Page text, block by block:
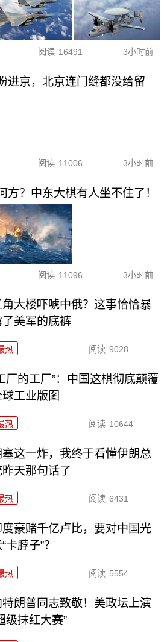
阅读 16491 3小时前
进京，北京连门缝都没给留
阅读 11006 3小时前
方？中东大棋有人坐不住了！
阅读 11096 3小时前
角大楼吓唬中俄？这事恰恰暴
了美军的底裤
热 阅读 9028
厂的工厂”：中国这棋彻底颠覆
球工业版图
热 阅读 10644
塞这一炸，我终于看懂伊朗总
昨天那句话了
热 阅读 6431
度豪赌千亿卢比，要对中国光
卡脖子”？
热 阅读 5554
特朗普同志致敬！美政坛上演
级抹红大赛”